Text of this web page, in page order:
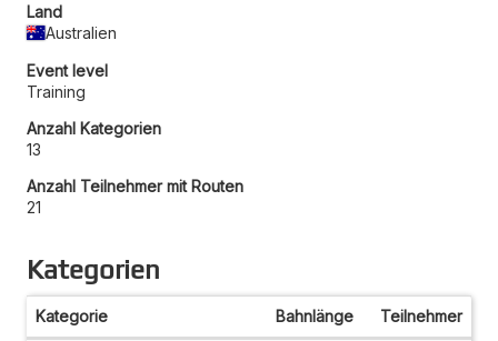
Land
Australien
Event level
Training
Anzahl Kategorien
13
Anzahl Teilnehmer mit Routen
21
Kategorien
Kategorie Bahnlänge Teilnehmer